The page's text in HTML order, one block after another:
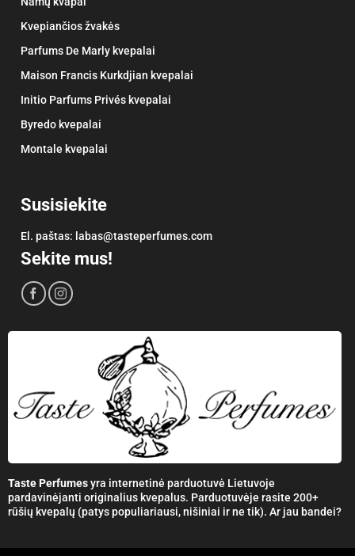
Kvepiančios žvakės
Parfums De Marly kvepalai
Maison Francis Kurkdjian kvepalai
Initio Parfums Privés kvepalai
Byredo kvepalai
Montale kvepalai
Susisiekite
El. paštas: labas@tasteperfumes.com
Sekite mus!
Taste Perfumesyra internetinė parduotuvė Lietuvoje
pardavinėjanti originalius kvepalus. Parduotuvėje rasite 200+
rūšių kvepalų (patys populiariausi, nišiniai ir ne tik). Ar jau bandei?